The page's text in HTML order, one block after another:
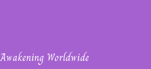
Awakening Worldwide